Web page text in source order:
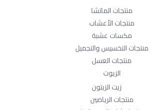
منتجات الماتشا
منتجات الأعشاب
مكسات عشبة
منتجات التخسيس والتجميل
منتجات العسل
الزيوت
زيت الزيتون
منتجات الرياضين